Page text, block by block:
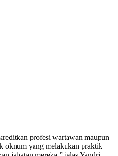
profesi wartawan maupun
oknum yang melakukan praktik